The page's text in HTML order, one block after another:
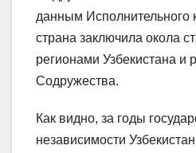
данным Исполнительного
страна заключила окола
регионами Узбекистана и
Содружества.
Как видно, за годы
независимости